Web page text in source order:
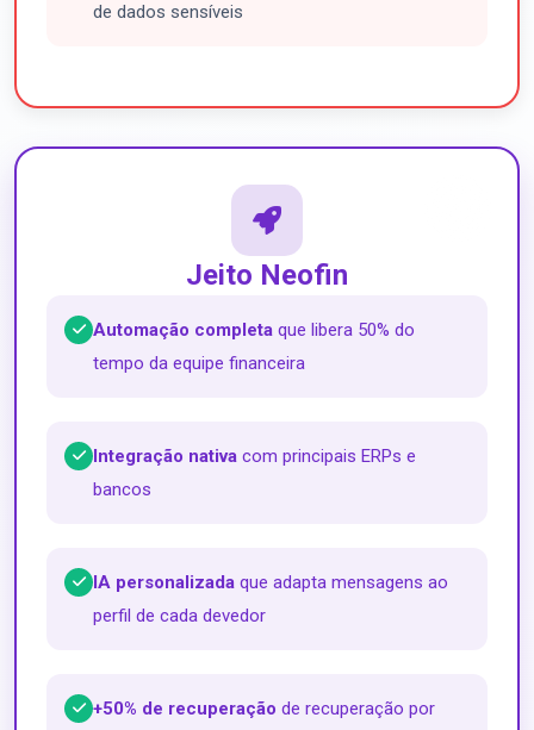
de dados sensíveis
Jeito Neofin
Automação completa que libera 50% do
tempo da equipe financeira
Integração nativa com principais ERPs e
bancos
IA personalizada que adapta mensagens ao
perfil de cada devedor
+50% de recuperação de recuperação por